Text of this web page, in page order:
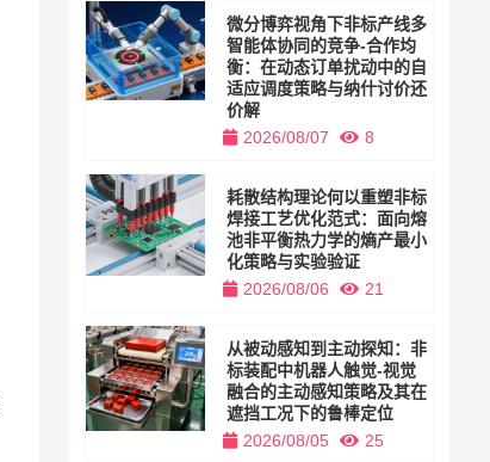
微分博弈视角下非标产线多
智能体协同的竞争-合作均
衡：在动态订单扰动中的自
适应调度策略与纳什讨价还
价解
2026/08/07
8
耗散结构理论何以重塑非标
焊接工艺优化范式：面向熔
池非平衡热力学的熵产最小
化策略与实验验证
2026/08/06
21
从被动感知到主动探知：非
标装配中机器人触觉-视觉
融合的主动感知策略及其在
遮挡工况下的鲁棒定位
2026/08/05
25